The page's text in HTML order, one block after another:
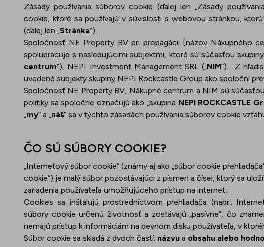
Podujatia
Zásady používania súborov cookie (ďalej len „Zásady
cookie, ktoré sa používajú v súvislosti s webovou stránkou,
(ďalej len „Stránka“).
Spoločnosť NE Property BV pri propagácii [názov Nákupného
spolupracuje s nasledujúcimi subjektmi, ktoré sú súčasťou
centrum“), NEPI Investment Management SRL („NIM“) . Z
uvedené subjekty skupiny NEPI Rockcastle Group ako spoloční
Spoločnosť NE Property BV, Nákupné centrum a NIM sú
politiky sa spoločne označujú ako „skupina NEPI ROCKCASTLE
„my“ a „náš“ sa v týchto zásadách používania súborov cookie
ČO SÚ SÚBORY COOKIE?
„Internetový súbor cookie“ (známy aj ako „súbor cookie
cookie“) je malý súbor pozostávajúci z písmen a čísel, ktorý sa
zariadenia používateľa umožňujúceho prístup na internet.
Cookies sa inštalujú prostredníctvom prehliadača (napr.:
súbory cookie určenú životnosť a zostávajú „pasívne“, čo
nemajú prístup k informáciám na pevnom disku používateľa, v
Súbor cookie sa skladá z dvoch častí: názvu a obsahu alebo